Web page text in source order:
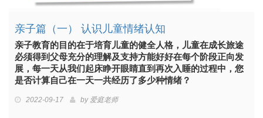
亲子篇（一） 认识儿童情绪认知
亲子教育的目的在于培育儿童的健全人格，儿童在成长旅途
必须得到父母充分的理解及支持方能好好在每个阶段正向发
展，每一天从我们起床睁开眼睛直到再次入睡的过程中，您
是否计算自己在一天一共经历了多少种情绪？
2022-09-17 by爱庭老师